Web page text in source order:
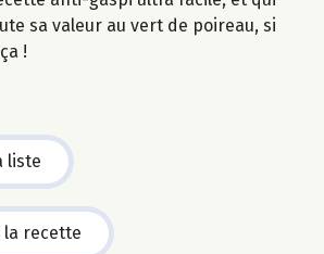
sa valeur au vert de poireau, si
!
liste
recette